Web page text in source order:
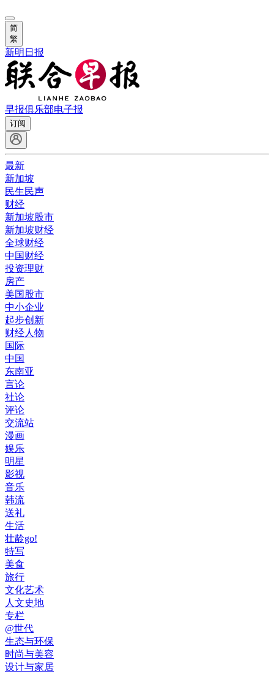
简
繁
新明日报
早报俱乐部电子报
订阅
最新
新加坡
民生民声
财经
新加坡股市
新加坡财经
全球财经
中国财经
投资理财
房产
美国股市
中小企业
起步创新
财经人物
国际
中国
东南亚
言论
社论
评论
交流站
漫画
娱乐
明星
影视
音乐
韩流
送礼
生活
壮龄go!
特写
美食
旅行
文化艺术
人文史地
专栏
@世代
生态与环保
时尚与美容
设计与家居